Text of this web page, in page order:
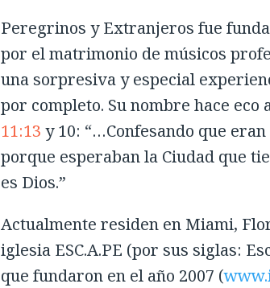
Peregrinos y Extranjeros fue
por el matrimonio de músicos
una sorpresiva y especial
por completo. Su nombre hace
11:13 y 10: “…Confesando que eran
porque esperaban la Ciudad que
es Dios.”
Actualmente residen en Miami,
iglesia ESC.A.PE (por sus siglas:
que fundaron en el año 2007 (